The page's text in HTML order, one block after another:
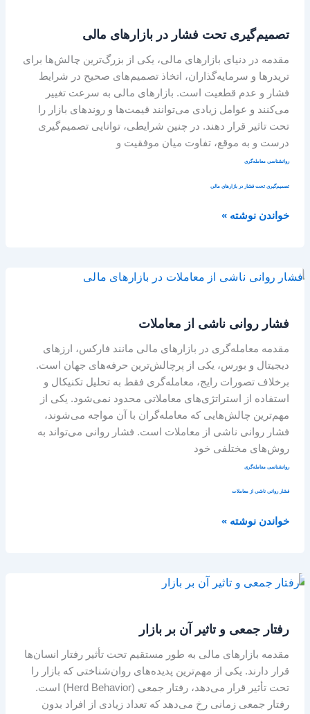
تصمیم‌گیری تحت فشار در بازارهای مالی
مقدمه در دنیای بازارهای مالی، یکی از بزرگ‌ترین چالش‌ها برای
تریدرها و سرمایه‌گذاران، اتخاذ تصمیم‌های صحیح در شرایط
فشار و عدم قطعیت است. بازارهای مالی به سرعت تغییر
می‌کنند و عوامل زیادی می‌توانند قیمت‌ها و روندهای بازار را
تحت تاثیر قرار دهند. در چنین شرایطی، توانایی تصمیم‌گیری
درست و به موقع، تفاوت میان موفقیت و
روانشناسی معامله‌گری
تصمیم‌گیری تحت فشار در بازارهای مالی
در
خواندن نوشته »
فشار روانی ناشی از معاملات
مقدمه معامله‌گری در بازارهای مالی مانند فارکس، ارزهای
دیجیتال و بورس، یکی از پرچالش‌ترین حرفه‌های جهان است.
برخلاف تصورات رایج، معامله‌گری فقط به تحلیل تکنیکال و
استفاده از استراتژی‌های معاملاتی محدود نمی‌شود. یکی از
مهم‌ترین چالش‌هایی که معامله‌گران با آن مواجه می‌شوند،
فشار روانی ناشی از معاملات است. فشار روانی می‌تواند به
روش‌های مختلفی خود
روانشناسی معامله‌گری
فشار روانی ناشی از معاملات
فشار
از
خواندن نوشته »
رفتار جمعی و تاثیر آن بر بازار
مقدمه بازارهای مالی به طور مستقیم تحت تأثیر رفتار انسان‌ها
قرار دارند. یکی از مهم‌ترین پدیده‌های روان‌شناختی که بازار را
تحت تأثیر قرار می‌دهد، رفتار جمعی (Herd Behavior) است.
رفتار جمعی زمانی رخ می‌دهد که تعداد زیادی از افراد بدون
رفتار
تاثیر
بازار